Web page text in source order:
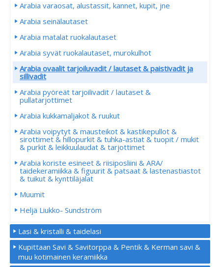
Arabia varaosat, alustassit, kannet, kupit, jne
Arabia seinälautaset
Arabia matalat ruokalautaset
Arabia syvät ruokalautaset, murokulhot
Arabia ovaalit tarjoiluvadit / lautaset & paistivadit ja
sillivadit
Arabia pyöreät tarjoilivadit / lautaset &
pullatarjottimet
Arabia kukkamaljakot & ruukut
Arabia voipytyt & mausteikot & kastikepullot &
sirottimet & hillopurkit & tuhka-astiat & tuopit / mukit
& purkit & leikkuulaudat & tarjottimet
Arabia koriste esineet & riisiposliini & ARA/
taidekeramiikka & figuurit & patsaat & lastenastiastot
& tuikut & kynttiläjalat
Muumit
Heljä Liukko- Sundström
Lasi & kristalli & taidelasi
Kupittaan Savi & Savitorppa & Pentik & Kerman savi &
muu kotimainen keramiikka